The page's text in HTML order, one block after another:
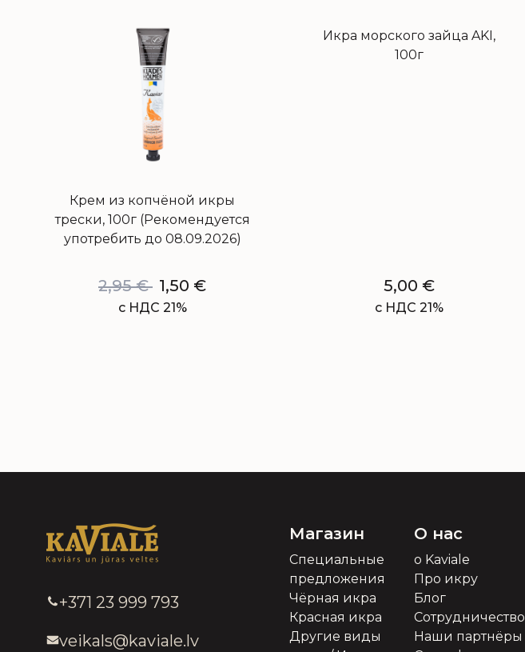
Крем из копчёной икры
трески, 100г (Рекомендуется
употребить до 08.09.2026)
2,95€ 1,50 €
с НДС 21%
Икра морского зайца AKI,
100г
5,00 €
с НДС 21%
+371 23 999 793
veikals@kaviale.lv
Магазин
Специальные
предложения
Чёрная икра
Красная икра
Другие виды
О нас
о Kaviale
Про икру
Блог
Сотрудничество
Наши партнёры